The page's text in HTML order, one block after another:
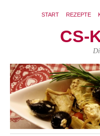
START REZEPTE
CS-